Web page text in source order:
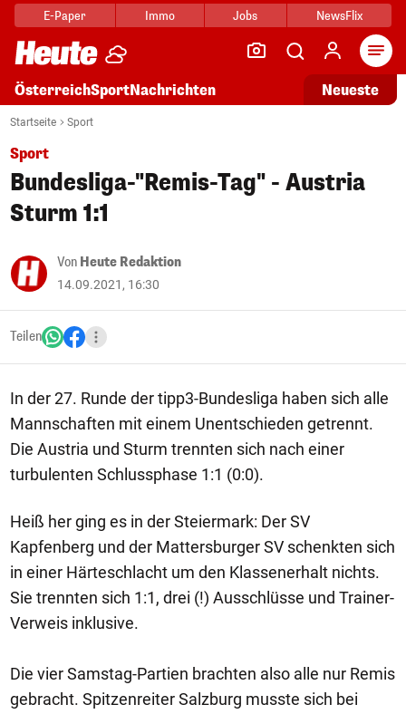
E-Paper Immo Jobs NewsFlix
ÖsterreichSportNachrichten Neueste
Startseite Sport
Sport
Bundesliga-"Remis-Tag" - Austria
Sturm 1:1
Von Heute Redaktion
14.09.2021, 16:30
Teilen
In der 27. Runde der tipp3-Bundesliga haben sich alle
Mannschaften mit einem Unentschieden getrennt.
Die Austria und Sturm trennten sich nach einer
turbulenten Schlussphase 1:1 (0:0).
Heiß her ging es in der Steiermark: Der SV
Kapfenberg und der Mattersburger SV schenkten sich
in einer Härteschlacht um den Klassenerhalt nichts.
Sie trennten sich 1:1, drei (!) Ausschlüsse und Trainer-
Verweis inklusive.
Die vier Samstag-Partien brachten also alle nur Remis
gebracht. Spitzenreiter Salzburg musste sich bei